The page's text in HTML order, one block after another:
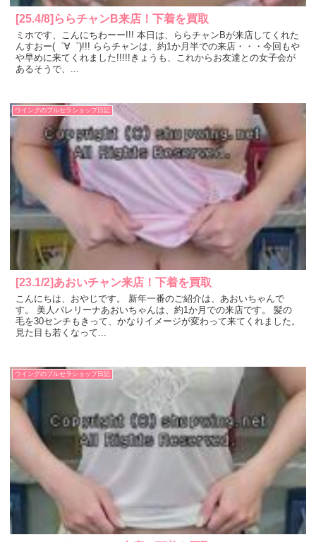
[25.4/8]ららチャンB来店！下着を買取
ミホです、こんにちわーー!!! 本日は、ららチャンBが来店してくれた
んすおー(゜∀゜)!!! ららチャンは、約1か月半での来店・・・今回もや
や早めに来てくれました!!!!!きょうも、これからお友達との女子会が
あるそうで、...
ウイングのブルセラショップ日記
[23.1/2]あおいチャン来店！下着を買取
こんにちは、おやじです。 新年一番のご紹介は、あおいちゃんで
す。 美人バレリーナあおいちゃんは、約1か月での来店です。 髪の
毛を30センチもきって、かなりイメージが変わって来てくれました。
見た目も若くなって...
ウイングのブルセラショップ日記